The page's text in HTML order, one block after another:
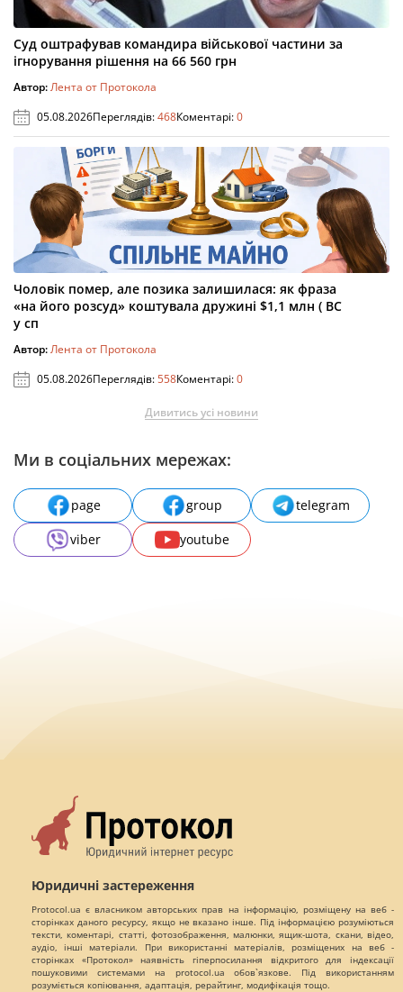
Суд оштрафував командира військової частини за
ігнорування рішення на 66 560 грн
Автор:Лента от Протокола
05.08.2026Переглядів:468Коментарі:0
Чоловік помер, але позика залишилася: як фраза
«на його розсуд» коштувала дружині $1,1 млн ( ВС
у сп
Автор:Лента от Протокола
05.08.2026Переглядів:558Коментарі:0
Дивитись усі новини
Ми в соціальних мережах:
page group
telegram
viber
youtube
Юридичні застереження
Protocol.ua є власником авторських прав на інформацію, розміщену на веб -
сторінках даного ресурсу, якщо не вказано інше. Під інформацією розуміються
тексти, коментарі, статті, фотозображення, малюнки, ящик-шота, скани, відео,
аудіо, інші матеріали. При використанні матеріалів, розміщених на веб -
сторінках «Протокол» наявність гіперпосилання відкритого для індексації
пошуковими системами на protocol.ua обов`язкове. Під використанням
розуміється копіювання, адаптація, рерайтинг, модифікація тощо.